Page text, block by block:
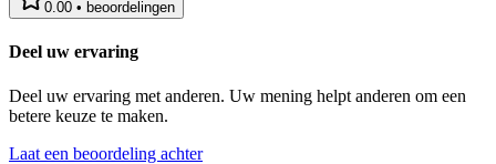
0.00 • beoordelingen
Deel uw ervaring
Deel uw ervaring met anderen. Uw mening helpt anderen om een
betere keuze te maken.
Laat een beoordeling achter